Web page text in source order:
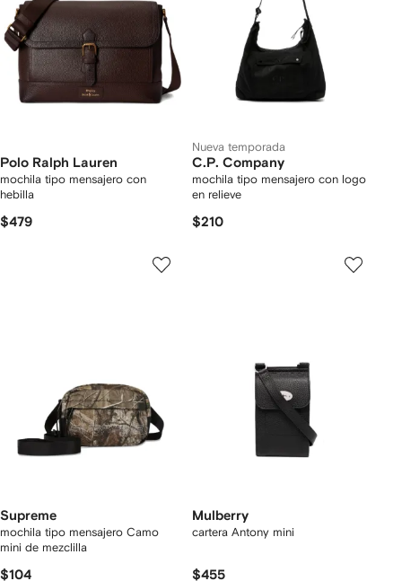
Polo Ralph Lauren
mochila tipo mensajero con
hebilla
$479
Nueva temporada
C.P. Company
mochila tipo mensajero con logo
en relieve
$210
Supreme
mochila tipo mensajero Camo
mini de mezclilla
$104
Mulberry
cartera Antony mini
$455